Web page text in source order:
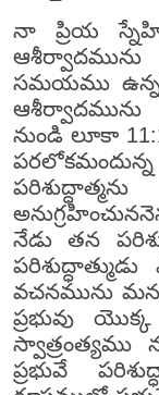
నా ప్రియ
సమయము
నుండి లూకా
నేడు తన
వచనమును
ప్రభువు
స్వాత్రంత్యము
ప్రభువే